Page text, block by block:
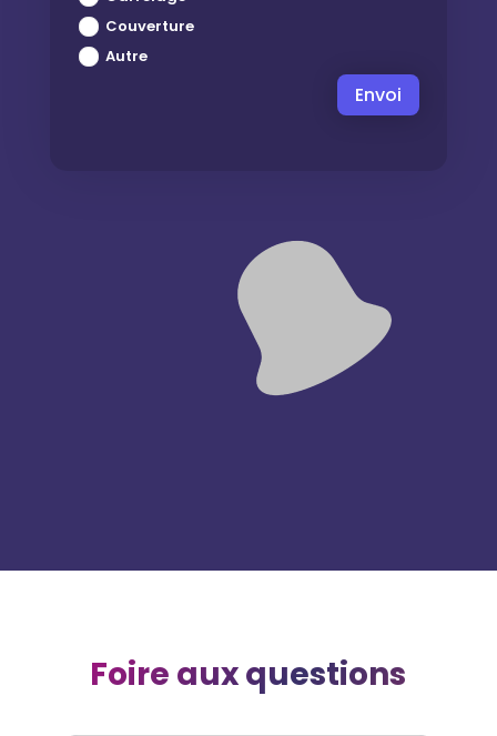
Couverture
Autre
Envoi
Foire aux questions